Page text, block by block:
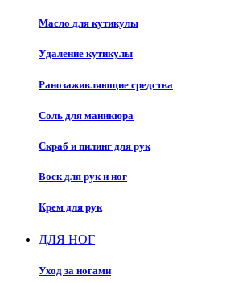
Масло для кутикулы
Удаление кутикулы
Ранозаживляющие средства
Соль для маникюра
Скраб и пилинг для рук
Воск для рук и ног
Крем для рук
ДЛЯ НОГ
Уход за ногами